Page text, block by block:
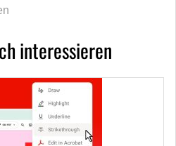
interessieren